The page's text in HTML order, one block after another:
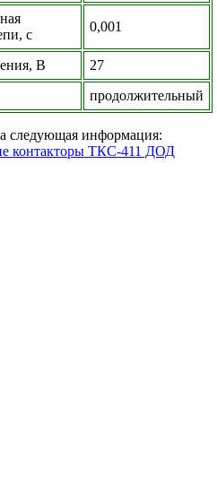
с
0,001
В
27
продолжительный
следующая информация:
контакторы ТКС-411 ДОД